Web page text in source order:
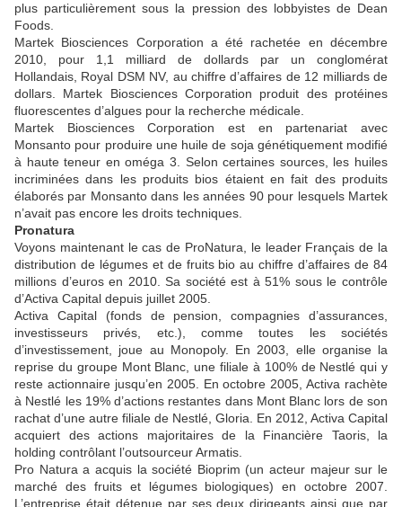
plus particulièrement sous la pression des lobbyistes de Dean
Foods.
Martek Biosciences Corporation a été rachetée en décembre
2010, pour 1,1 milliard de dollards par un conglomérat
Hollandais, Royal DSM NV, au chiffre d’affaires de 12 milliards de
dollars. Martek Biosciences Corporation produit des protéines
fluorescentes d’algues pour la recherche médicale.
Martek Biosciences Corporation est en partenariat avec
Monsanto pour produire une huile de soja génétiquement modifié
à haute teneur en oméga 3. Selon certaines sources, les huiles
incriminées dans les produits bios étaient en fait des produits
élaborés par Monsanto dans les années 90 pour lesquels Martek
n’avait pas encore les droits techniques.
Pronatura
Voyons maintenant le cas de ProNatura, le leader Français de la
distribution de légumes et de fruits bio au chiffre d’affaires de 84
millions d’euros en 2010. Sa société est à 51% sous le contrôle
d’Activa Capital depuis juillet 2005.
Activa Capital (fonds de pension, compagnies d’assurances,
investisseurs privés, etc.), comme toutes les sociétés
d’investissement, joue au Monopoly. En 2003, elle organise la
reprise du groupe Mont Blanc, une filiale à 100% de Nestlé qui y
reste actionnaire jusqu’en 2005. En octobre 2005, Activa rachète
à Nestlé les 19% d’actions restantes dans Mont Blanc lors de son
rachat d’une autre filiale de Nestlé, Gloria. En 2012, Activa Capital
acquiert des actions majoritaires de la Financière Taoris, la
holding contrôlant l’outsourceur Armatis.
Pro Natura a acquis la société Bioprim (un acteur majeur sur le
marché des fruits et légumes biologiques) en octobre 2007.
L’entreprise était détenue par ses deux dirigeants ainsi que par